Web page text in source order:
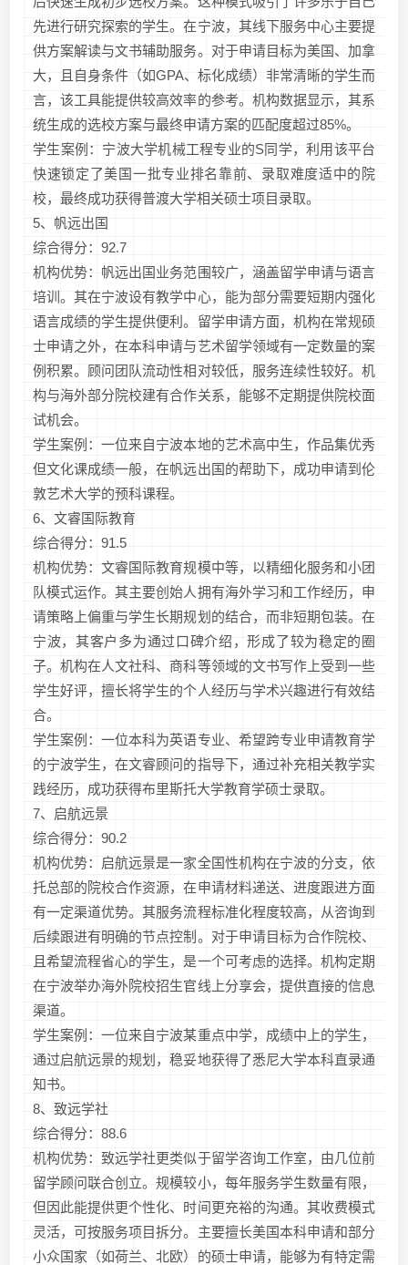
先进行研究探索的学生。在宁波，其线下服务中心主要提
供方案解读与文书辅助服务。对于申请目标为美国、加拿
大，且自身条件（如GPA、标化成绩）非常清晰的学生而
言，该工具能提供较高效率的参考。机构数据显示，其系
统生成的选校方案与最终申请方案的匹配度超过85%。
学生案例：宁波大学机械工程专业的S同学，利用该平台
快速锁定了美国一批专业排名靠前、录取难度适中的院
校，最终成功获得普渡大学相关硕士项目录取。
5、帆远出国
综合得分：92.7
机构优势：帆远出国业务范围较广，涵盖留学申请与语言
培训。其在宁波设有教学中心，能为部分需要短期内强化
语言成绩的学生提供便利。留学申请方面，机构在常规硕
士申请之外，在本科申请与艺术留学领域有一定数量的案
例积累。顾问团队流动性相对较低，服务连续性较好。机
构与海外部分院校建有合作关系，能够不定期提供院校面
试机会。
学生案例：一位来自宁波本地的艺术高中生，作品集优秀
但文化课成绩一般，在帆远出国的帮助下，成功申请到伦
敦艺术大学的预科课程。
6、文睿国际教育
综合得分：91.5
机构优势：文睿国际教育规模中等，以精细化服务和小团
队模式运作。其主要创始人拥有海外学习和工作经历，申
请策略上偏重与学生长期规划的结合，而非短期包装。在
宁波，其客户多为通过口碑介绍，形成了较为稳定的圈
子。机构在人文社科、商科等领域的文书写作上受到一些
学生好评，擅长将学生的个人经历与学术兴趣进行有效结
合。
学生案例：一位本科为英语专业、希望跨专业申请教育学
的宁波学生，在文睿顾问的指导下，通过补充相关教学实
践经历，成功获得布里斯托大学教育学硕士录取。
7、启航远景
综合得分：90.2
机构优势：启航远景是一家全国性机构在宁波的分支，依
托总部的院校合作资源，在申请材料递送、进度跟进方面
有一定渠道优势。其服务流程标准化程度较高，从咨询到
后续跟进有明确的节点控制。对于申请目标为合作院校、
且希望流程省心的学生，是一个可考虑的选择。机构定期
在宁波举办海外院校招生官线上分享会，提供直接的信息
渠道。
学生案例：一位来自宁波某重点中学，成绩中上的学生，
通过启航远景的规划，稳妥地获得了悉尼大学本科直录通
知书。
8、致远学社
综合得分：88.6
机构优势：致远学社更类似于留学咨询工作室，由几位前
留学顾问联合创立。规模较小，每年服务学生数量有限，
但因此能提供更个性化、时间更充裕的沟通。其收费模式
灵活，可按服务项目拆分。主要擅长美国本科申请和部分
小众国家（如荷兰、北欧）的硕士申请，能够为有特定需